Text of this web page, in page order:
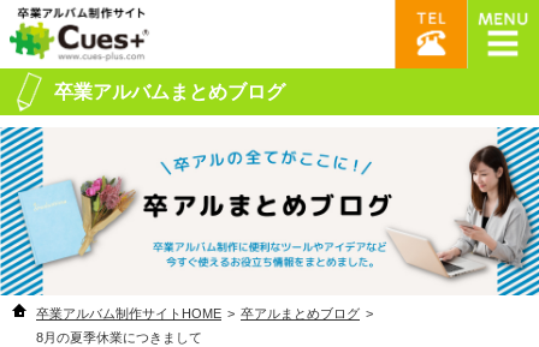
卒業アルバムまとめブログ
卒業アルバム制作サイトHOME > 卒アルまとめブログ >
8月の夏季休業につきまして